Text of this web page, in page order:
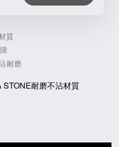
質
耐磨
耐磨不沾材質